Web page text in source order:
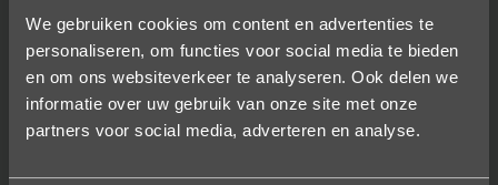
We gebruiken cookies om content en advertenties te
personaliseren, om functies voor social media te bieden
en om ons websiteverkeer te analyseren. Ook delen we
informatie over uw gebruik van onze site met onze
partners voor social media, adverteren en analyse.
waar door alleen met topmaterialen te werken. De
materialen die we gebruiken komen altijd ‘vers van
de pers’. We kopen ze de dag dat we ze nodig
hebben in bij de groothandel. Uiteraard zijn al onze
merken kwalitatief hoogwaardig. Naast kwaliteit staan